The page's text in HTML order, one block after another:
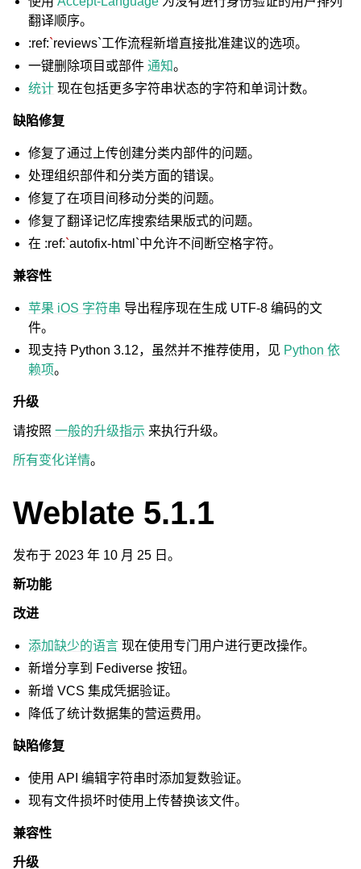
翻译顺序。
:ref:`reviews`工作流程新增直接批准建议的选项。
一键删除项目或部件通知。
统计 现在包括更多字符串状态的字符和单词计数。
缺陷修复
修复了通过上传创建分类内部件的问题。
处理组织部件和分类方面的错误。
修复了在项目间移动分类的问题。
修复了翻译记忆库搜索结果版式的问题。
在 :ref:`autofix-html`中允许不间断空格字符。
兼容性
苹果 iOS 字符串 导出程序现在生成 UTF-8 编码的文
件。
现支持 Python 3.12，虽然并不推荐使用，见 Python 依
赖项。
升级
请按照 一般的升级指示 来执行升级。
所有变化详情。
Weblate 5.1.1
发布于 2023 年 10 月 25 日。
新功能
改进
添加缺少的语言 现在使用专门用户进行更改操作。
新增分享到 Fediverse 按钮。
新增 VCS 集成凭据验证。
降低了统计数据集的营运费用。
缺陷修复
使用 API 编辑字符串时添加复数验证。
现有文件损坏时使用上传替换该文件。
兼容性
升级